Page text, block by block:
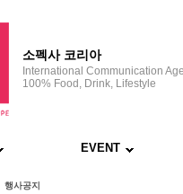
소펙사 코리아
International Communication
100% Food, Drink, Lifestyle
EVENT
행사공지